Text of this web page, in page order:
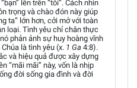
lên trên “tôi”. Cách nhìn
trọng và chào đón này giúp
ta” lớn hơn, cởi mở với toàn
loại. Tình yêu chỉ chân thực
phản ảnh sự huy hoàng vĩnh
là tình yêu (x. 1 Ga 4:8).
và hiệu quả được xây dựng
“mãi mãi” này, vốn là nhịp
đời sống gia đình và đời